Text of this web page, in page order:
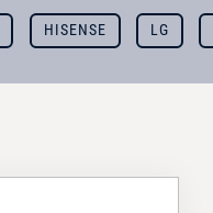
HISENSE LG